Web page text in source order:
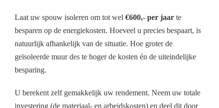
Laat uw spouw isoleren om tot wel €600,- per jaar te
besparen op de energiekosten. Hoeveel u precies bespaart, is
natuurlijk afhankelijk van de situatie. Hoe groter de
geïsoleerde muur des te hoger de kosten én de uiteindelijke
besparing.
U berekent zelf gemakkelijk uw rendement. Neem uw totale
investering (de materiaal- en arbeidskosten) en deel dit door